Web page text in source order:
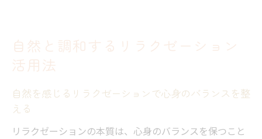
自然と調和するリラクゼーション
活用法
自然を感じるリラクゼーションで心身のバランスを整
える
リラクゼーションの本質は、心身のバランスを保つこと